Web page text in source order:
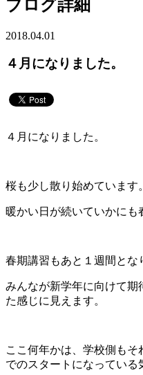
ブログ詳細
2018.04.01
４月になりました。
４月になりました。
桜も少し散り始めています。
暖かい日が続いていかにも
春期講習もあと１週間とな
みんなが新学年に向けて期
た感じに見えます。
ここ何年かは、学校側も
でのスタートになっている